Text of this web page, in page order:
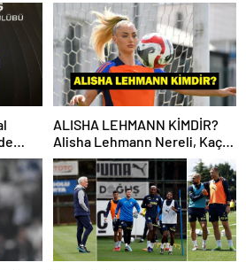
ALISHA LEHMANN KİMDİR?
Alisha Lehmann Nereli, Kaç
Yaşında, Hangi Takımda
Oynuyor?